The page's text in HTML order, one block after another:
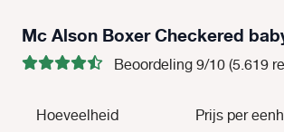
Mc Alson Boxer Checkered
Beoordeling 9/10 (5.619
Hoeveelheid Prijs per